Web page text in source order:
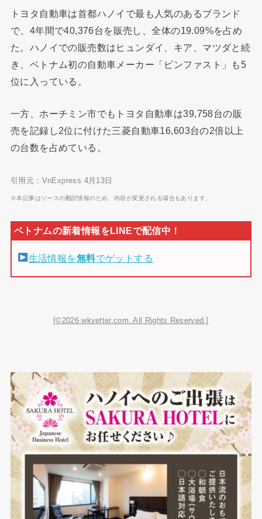
トヨタ自動車は首都ハノイで最も人気のあるブランド
で、4年間で40,376台を販売し、全体の19.09%を占め
た。ハノイでの販売数はヒュンダイ、キア、マツダと続
き、ベトナム初の自動車メーカー「ビンファスト」も5
位に入っている。
一方、ホーチミン市でもトヨタ自動車は39,758台の販
売を記録し2位に付けた三菱自動車16,603台の2倍以上
の台数を占めている。
引用元：VnExpress 4月13日
※本記事はソースの翻訳情報のため、内容が変更される場合もあります。
生活情報を無料でゲットする
[©2026 wkvetter.com. All Rights Reserved.]